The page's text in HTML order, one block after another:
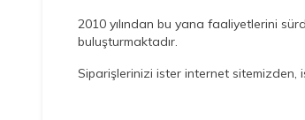
2010 yılından bu yana faaliyetlerini
buluşturmaktadır.
Siparişlerinizi ister internet sitemizden,